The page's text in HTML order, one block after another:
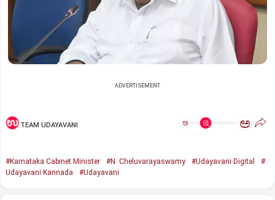
ADVERTISEMENT
TEAM UDAYAVANI ಅ ಅ
#Karnataka Cabinet Minister #N. Cheluvarayaswamy #Udayavani Digital
#
Udayavani Kannada
#Udayavani